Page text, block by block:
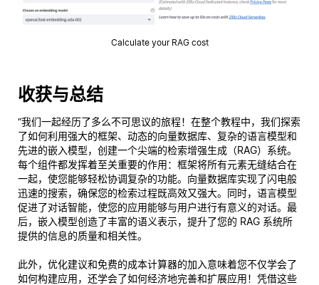
Calculate your RAG cost
收获与总结
“我们一起经历了多么不可思议的旅程！在整个教程中，我们探索
了如何利用强大的框架、动态的向量数据库、复杂的语言模型和
先进的嵌入模型，创建一个尖端的检索增强生成（RAG）系统。
每个组件都发挥着至关重要的作用：框架将所有元素无缝结合在
一起，使您能够轻松协调复杂的功能。向量数据库实现了闪电般
迅速的搜索，确保您的检索过程既高效又强大。同时，语言模型
促进了对话智能，使您的应用能够与用户进行有意义的对话。最
后，嵌入模型创造了丰富的语义表示，提升了您的 RAG 系统所
提供的信息的质量和相关性。
此外，优化建议和免费的成本计算器的加入意味着您不仅学会了
如何构建应用，还学会了如何经济地完善和扩展应用！凭借这些